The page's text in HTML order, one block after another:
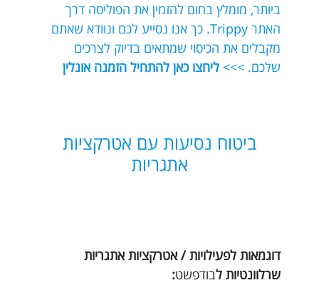
ביותר, מומלץ בחום להזמין את הפוליסה דרך
האתר Trippy. כך אנו נסייע לכם ונוודא שאתם
מקבלים את הכיסוי שמתאים בדיוק לצרכים
שלכם. >>> ליחצו כאן להתחיל הזמנה אונלין
ביטוח נסיעות עם אטרקציות
אתגריות
דוגמאות לפעילויות / אטרקציות אתגריות
שרלוונטיות לבודפשט: